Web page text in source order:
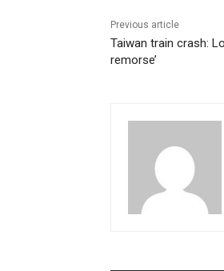
Previous article
Taiwan train crash:
remorse’